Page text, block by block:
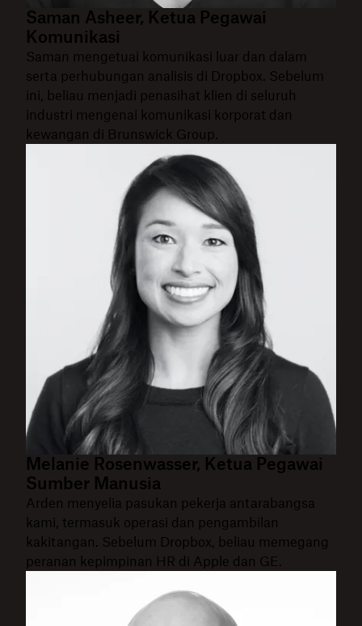
Saman Asheer, Ketua Pegawai
Komunikasi
Saman mengetuai komunikasi luar dan dalam
serta perhubungan analisis di Dropbox. Sebelum
ini, beliau menjadi penasihat klien di seluruh
industri mengenai komunikasi korporat dan
kewangan di Brunswick Group.
Melanie Rosenwasser, Ketua Pegawai
Sumber Manusia
Arden menyelia pasukan pekerja antarabangsa
kami, termasuk operasi dan pengambilan
kakitangan. Sebelum Dropbox, beliau memegang
peranan kepimpinan HR di Apple dan GE.